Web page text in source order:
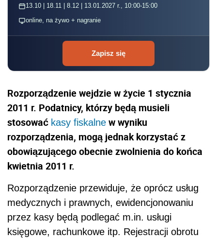
13.10 | 18.11 | 8.12 | 13.01.2027 r., 10:00-15:00
online, na żywo + nagranie
Zapisz się
Rozporządzenie wejdzie w życie 1 stycznia
2011 r. Podatnicy, którzy będą musieli
stosować kasy fiskalne w wyniku
rozporządzenia, mogą jednak korzystać z
obowiązującego obecnie zwolnienia do końca
kwietnia 2011 r.
Rozporządzenie przewiduje, że oprócz usług
medycznych i prawnych, ewidencjonowaniu
przez kasy będą podlegać m.in. usługi
księgowe, rachunkowe itp. Rejestracji obrotu